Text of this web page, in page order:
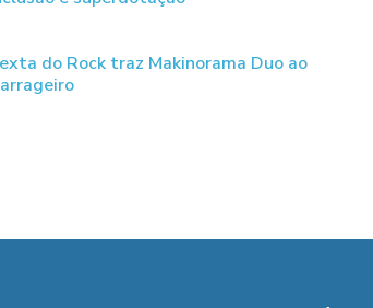
do Rock traz Makinorama Duo ao